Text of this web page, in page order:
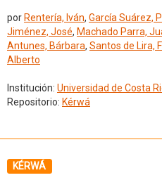
por Rentería, Iván, García Suárez,
Jiménez, José, Machado Parra,
Antunes, Bárbara, Santos de Lira,
Alberto
Institución: Universidad de Costa
Repositorio: Kérwá
KÉRWÁ